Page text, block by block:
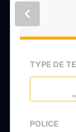
TYPE DE
POLICE